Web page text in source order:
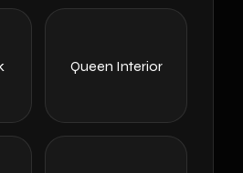
Queen Interior